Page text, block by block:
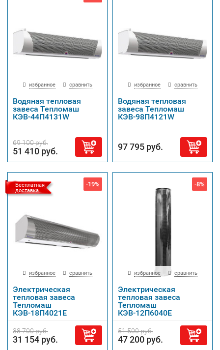
избранное сравнить
Водяная тепловая
завеса Тепломаш
КЭВ-44П4131W
69 100 руб.
51 410 руб.
избранное сравнить
Водяная тепловая
завеса Тепломаш
КЭВ-98П4121W
97 795 руб.
Бесплатная
доставка
-19%
избранное сравнить
Электрическая
тепловая завеса
Тепломаш
КЭВ-18П4021Е
38 700 руб.
31 154 руб.
-8%
избранное сравнить
Электрическая
тепловая завеса
Тепломаш
КЭВ-12П6040Е
51 500 руб.
47 200 руб.